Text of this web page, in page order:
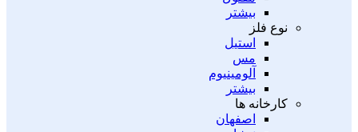
بیشتر
نوع فلز
استیل
مس
آلومینیوم
بیشتر
کارخانه ها
اصفهان